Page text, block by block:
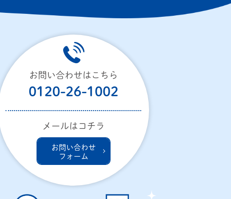
お問い合わせはこちら
0120-26-1002
メールはコチラ
お問い合わせ
フォーム